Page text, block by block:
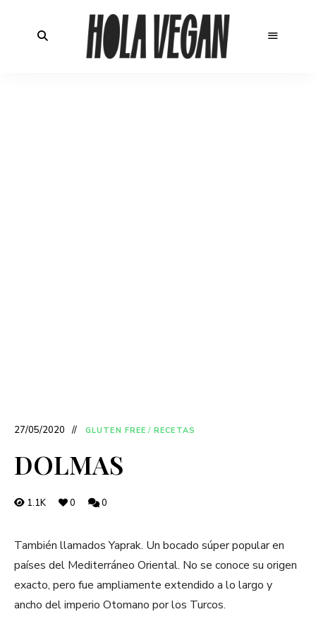
27/05/2020 GLUTEN FREE / RECETAS
DOLMAS
1.1K 0 0
También llamados Yaprak. Un bocado súper popular en
países del Mediterráneo Oriental. No se conoce su origen
exacto, pero fue ampliamente extendido a lo largo y
ancho del imperio Otomano por los Turcos.